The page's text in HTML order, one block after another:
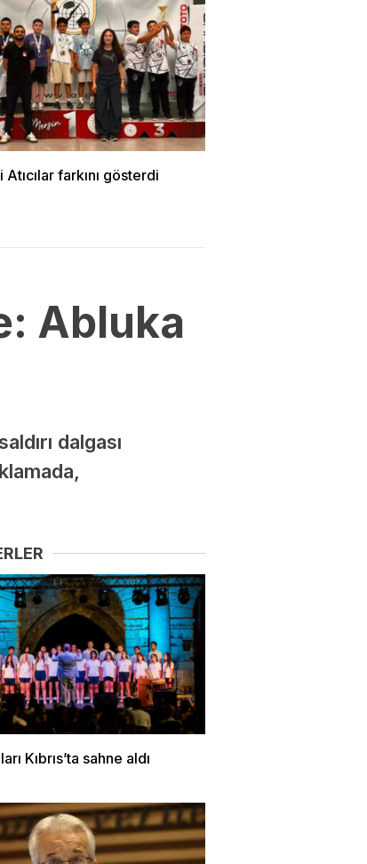
farkını gösterdi
Abluka
dalgası
Kıbrıs’ta sahne aldı